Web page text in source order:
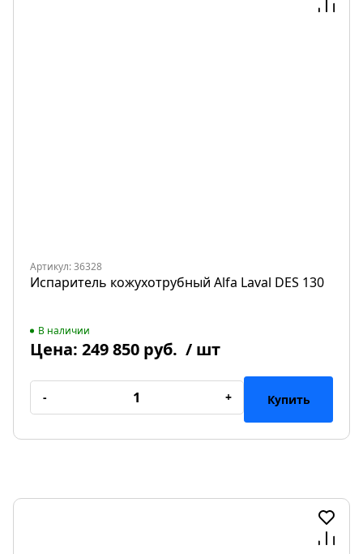
Артикул: 36328
Испаритель кожухотрубный Alfa Laval DES 130
В наличии
Цена: 249 850 руб. / шт
- + Купить